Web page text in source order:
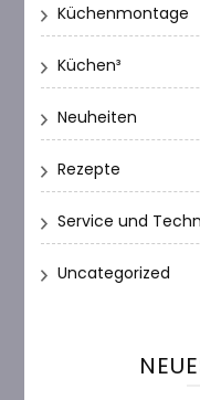
Küchenmontage
Küchen³
Neuheiten
Rezepte
Service und
Uncategorized